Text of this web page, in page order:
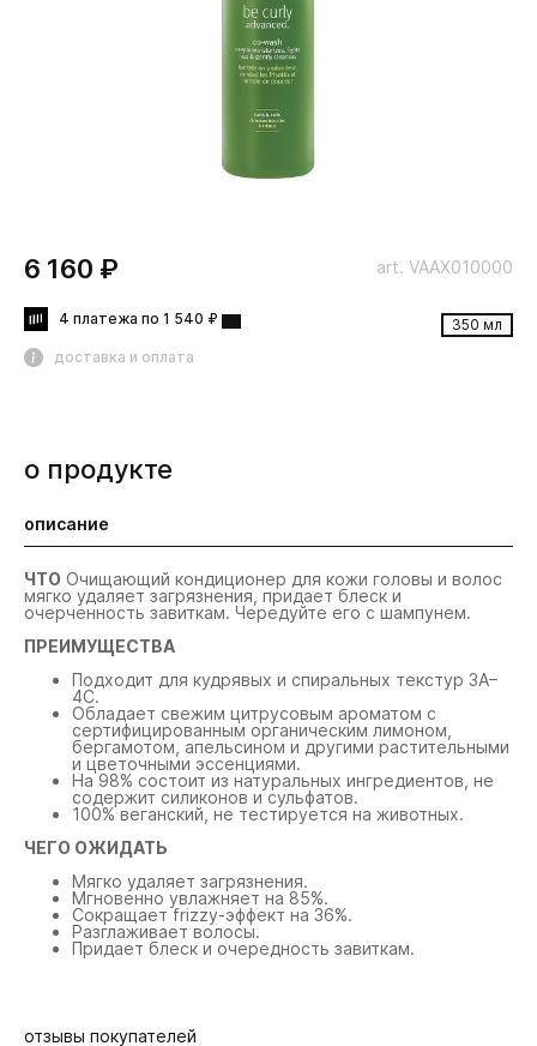
art. VAAX010000
350 мл
6 160 ₽
4 платежа по 1 540 ₽
доставка и оплата
о продукте
описание
ЧТО Очищающий кондиционер для кожи головы и волос
мягко удаляет загрязнения, придает блеск и
очерченность завиткам. Чередуйте его с шампунем.
ПРЕИМУЩЕСТВА
Подходит для кудрявых и спиральных текстур 3А–
4С.
Обладает свежим цитрусовым ароматом с
сертифицированным органическим лимоном,
бергамотом, апельсином и другими растительными
и цветочными эссенциями.
На 98% состоит из натуральных ингредиентов, не
содержит силиконов и сульфатов.
100% веганский, не тестируется на животных.
ЧЕГО ОЖИДАТЬ
Мягко удаляет загрязнения.
Мгновенно увлажняет на 85%.
Сокращает frizzy-эффект на 36%.
Разглаживает волосы.
Придает блеск и очередность завиткам.
отзывы покупателей